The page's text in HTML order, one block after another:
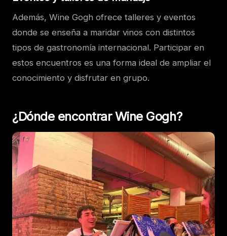
Además, Wine Gogh ofrece talleres y eventos
donde se enseña a maridar vinos con distintos
tipos de gastronomía internacional. Participar en
estos encuentros es una forma ideal de ampliar el
conocimiento y disfrutar en grupo.
¿Dónde encontrar Wine Gogh?